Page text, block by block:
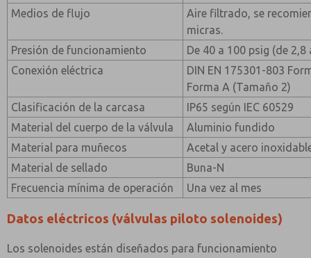
Medios de flujo
Aire filtrado, se
micras.
Presión de funcionamiento
De 40 a 100 psig (de 2,8
Conexión eléctrica
DIN EN 175301-803
Forma A (Tamaño 2)
Clasificación de la carcasa
IP65 según IEC 60529
Material del cuerpo de la válvula
Aluminio fundido
Material para muñecos
Acetal y acero
Material de sellado
Buna-N
Frecuencia mínima de operación
Una vez al mes
Datos eléctricos (válvulas piloto solenoides)
Los solenoides están diseñados para funcionamiento